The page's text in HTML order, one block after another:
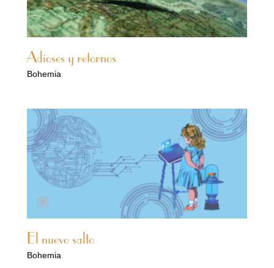
Adioses y retornos
Bohemia
El nuevo salto
Bohemia